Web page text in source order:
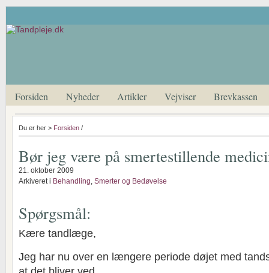
Forsiden Nyheder Artikler Vejviser Brevkassen
Du er her > Forsiden /
Bør jeg være på smertestillende
21. oktober 2009
Arkiveret i Behandling, Smerter og Bedøvelse
Spørgsmål:
Kære tandlæge,
Jeg har nu over en længere periode døjet med